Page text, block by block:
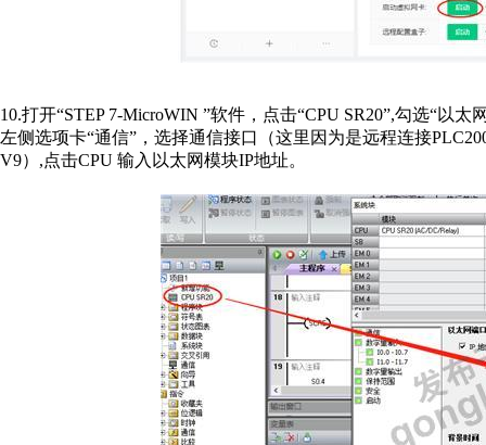
10.打开“STEP 7-MicroWIN ”软件，点击“CPU SR20”,勾选“以
左侧选项卡“通信”，选择通信接口（这里因为是远程连接
V9）,点击CPU 输入以太网模块IP地址。